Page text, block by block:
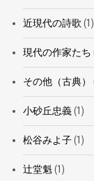
近現代の詩歌 (1)
現代の作家たち
その他（古典）
小砂丘忠義(1)
松谷みよ子(1)
辻堂魁(1)